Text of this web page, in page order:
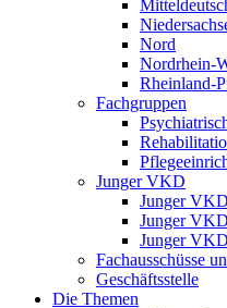
Nord
Nordrhein-
Rheinland-
Fachgruppen
Junger VKD
Junger
Junger
Junger
Fachausschüsse
Geschäftsstelle
Die Themen